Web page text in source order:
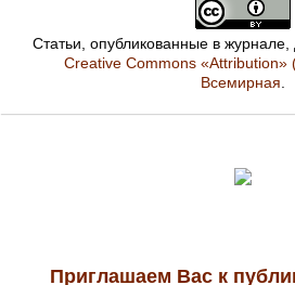
Статьи, опубликованные в журнале,
Creative Commons «Attribution»
Всемирная.
Приглашаем Вас к